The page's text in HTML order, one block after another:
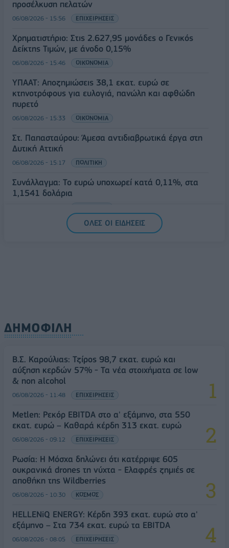
προσέλκυση πελατών
06/08/2026 - 15:56 ΕΠΙΧΕΙΡΗΣΕΙΣ
Χρηματιστήριο: Στις 2.627,95 μονάδες ο Γενικός
Δείκτης Τιμών, με άνοδο 0,15%
06/08/2026 - 15:46 ΟΙΚΟΝΟΜΙΑ
ΥΠΑΑΤ: Αποζημιώσεις 38,1 εκατ. ευρώ σε
κτηνοτρόφους για ευλογιά, πανώλη και αφθώδη
πυρετό
06/08/2026 - 15:33 ΟΙΚΟΝΟΜΙΑ
Στ. Παπασταύρου: Άμεσα αντιδιαβρωτικά έργα στη
Δυτική Αττική
06/08/2026 - 15:17 ΠΟΛΙΤΙΚΗ
Συνάλλαγμα: Το ευρώ υποχωρεί κατά 0,11%, στα
1,1541 δολάρια
ΟΛΕΣ ΟΙ ΕΙΔΗΣΕΙΣ
ΔΗΜΟΦΙΛΗ
Β.Σ. Καρούλιας: Τζίρος 98,7 εκατ. ευρώ και
αύξηση κερδών 57% - Τα νέα στοιχήματα σε low
& non alcohol
06/08/2026 - 11:48 ΕΠΙΧΕΙΡΗΣΕΙΣ
Metlen: Ρεκόρ EBITDA στο α' εξάμηνο, στα 550
εκατ. ευρώ – Καθαρά κέρδη 313 εκατ. ευρώ
06/08/2026 - 09:12 ΕΠΙΧΕΙΡΗΣΕΙΣ
Ρωσία: Η Μόσχα δηλώνει ότι κατέρριψε 605
ουκρανικά drones τη νύχτα - Ελαφρές ζημιές σε
αποθήκη της Wildberries
06/08/2026 - 10:30 ΚΟΣΜΟΣ
HELLENiQ ENERGY: Κέρδη 393 εκατ. ευρώ στο α'
εξάμηνο – Στα 734 εκατ. ευρώ τα EBITDA
06/08/2026 - 08:05 ΕΠΙΧΕΙΡΗΣΕΙΣ